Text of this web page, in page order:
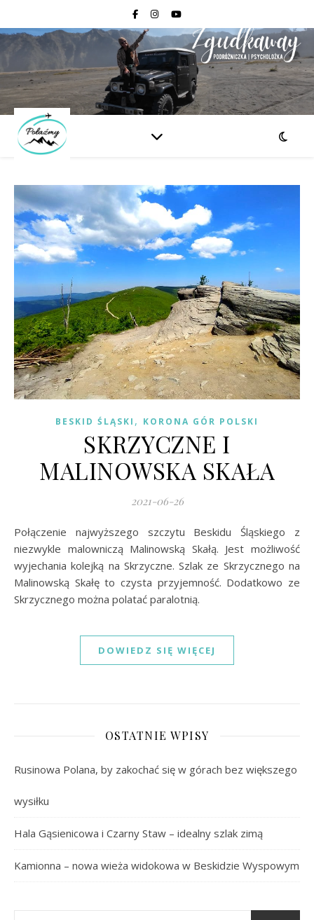
BESKID ŚLĄSKI , KORONA GÓR POLSKI
SKRZYCZNE I
MALINOWSKA SKAŁA
2021-06-26
Połączenie najwyższego szczytu Beskidu Śląskiego z
niezwykle malowniczą Malinowską Skałą. Jest możliwość
wyjechania kolejką na Skrzyczne. Szlak ze Skrzycznego na
Malinowską Skałę to czysta przyjemność. Dodatkowo ze
Skrzycznego można polatać paralotnią.
DOWIEDZ SIĘ WIĘCEJ
OSTATNIE WPISY
Rusinowa Polana, by zakochać się w górach bez większego
wysiłku
Hala Gąsienicowa i Czarny Staw – idealny szlak zimą
Kamionna – nowa wieża widokowa w Beskidzie Wyspowym